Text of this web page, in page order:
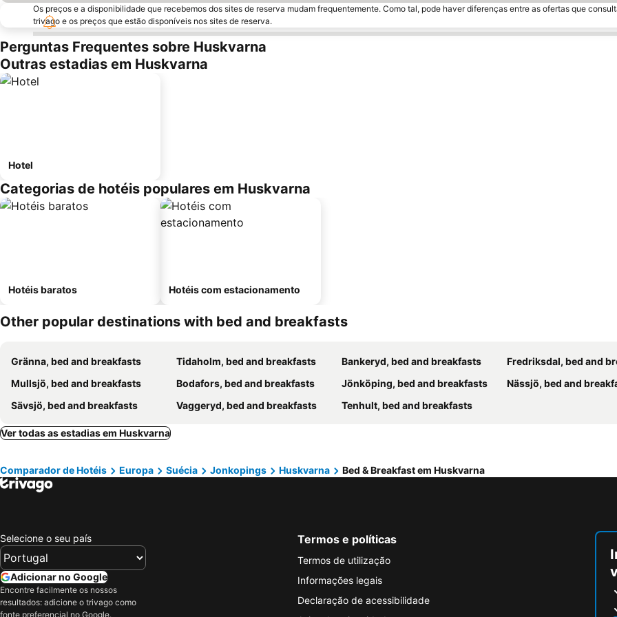
Os preços e a disponibilidade que recebemos dos sites de reserva mudam frequentemente. Como tal, pode haver diferenças entre as ofertas que
trivago e os preços que estão disponíveis nos sites de reserva.
Perguntas Frequentes sobre Huskvarna
Outras estadias em Huskvarna
Hotel
Categorias de hotéis populares em Huskvarna
Hotéis baratos Hotéis com estacionamento
Other popular destinations with bed and breakfasts
Gränna, bed and breakfasts Tidaholm, bed and breakfasts Bankeryd, bed and breakfasts
Fredriksdal, bed and
Mullsjö, bed and breakfasts
Bodafors, bed and breakfasts Jönköping, bed and breakfasts
Nässjö, bed and
Sävsjö, bed and breakfasts
Vaggeryd, bed and breakfasts Tenhult, bed and breakfasts
Ver todas as estadias em Huskvarna
Comparador de Hotéis Europa Suécia Jonkopings Huskvarna Bed & Breakfast em Huskvarna
Selecione o seu país
Adicionar no Google
Encontre facilmente os nossos
resultados: adicione o trivago como
fonte preferencial no Google.
Termos e políticas
Termos de utilização
Informações legais
Declaração de acessibilidade